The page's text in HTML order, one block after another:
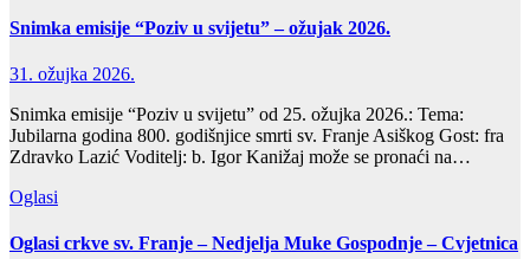
Snimka emisije “Poziv u svijetu” – ožujak 2026.
31. ožujka 2026.
Snimka emisije “Poziv u svijetu” od 25. ožujka 2026.: Tema:
Jubilarna godina 800. godišnjice smrti sv. Franje Asiškog Gost: fra
Zdravko Lazić Voditelj: b. Igor Kanižaj može se pronaći na…
Oglasi
Oglasi crkve sv. Franje – Nedjelja Muke Gospodnje – Cvjetnica